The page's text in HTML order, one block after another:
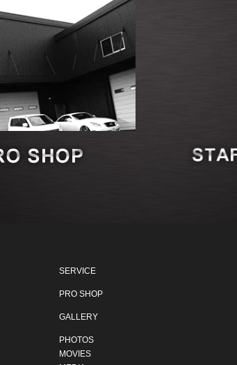
SERVICE
PRO SHOP
GALLERY
PHOTOS
MOVIES